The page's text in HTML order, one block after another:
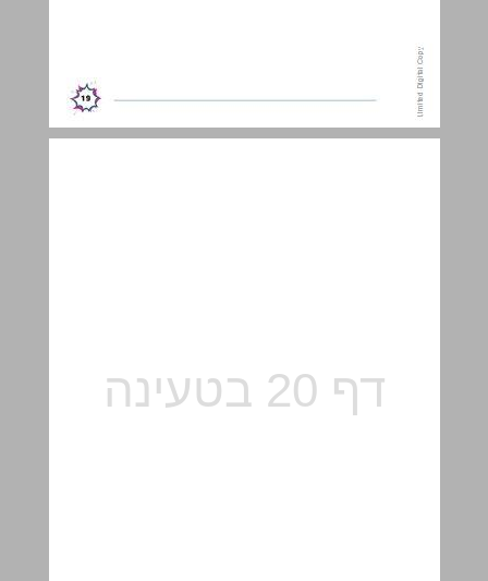
מבוא לפרק ... 20